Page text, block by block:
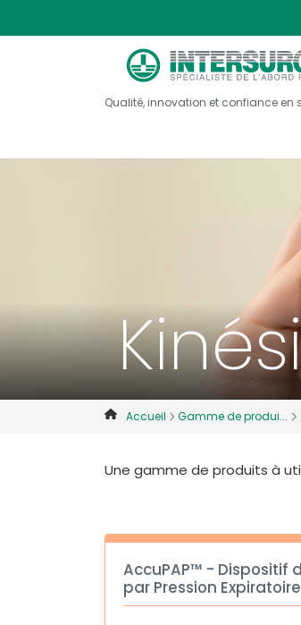
Qualité, innovation et confiance en
Accueil Gamme de produi...
Une gamme de produits à
AccuPAP™ - Dispositif
par Pression